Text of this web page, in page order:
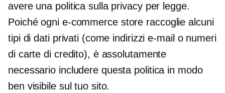
avere una politica sulla privacy per legge.
Poiché ogni e-commercestore raccoglie alcuni
tipi di dati privati ​​(come indirizzi e-mail o numeri
di carte di credito), è assolutamente
necessario includere questa politica in modo
ben visibile sul tuo sito.